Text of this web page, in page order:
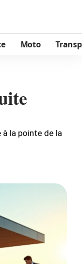
Moto
à la pointe de la